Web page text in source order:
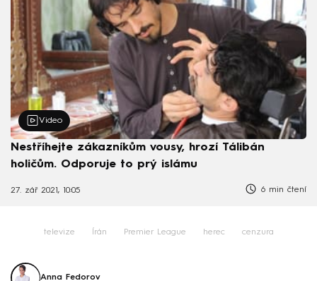
Video
Nestříhejte zákazníkům vousy, hrozí Tálibán
holičům. Odporuje to prý islámu
27. zář 2021, 10:05 6 min čtení
televize Írán Premier League herec cenzura
Anna Fedorov